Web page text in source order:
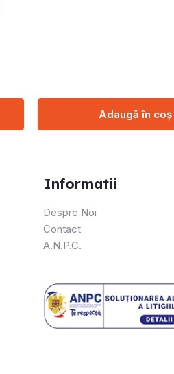
Adaugă în coș
Informatii
Despre Noi
Contact
A.N.P.C.